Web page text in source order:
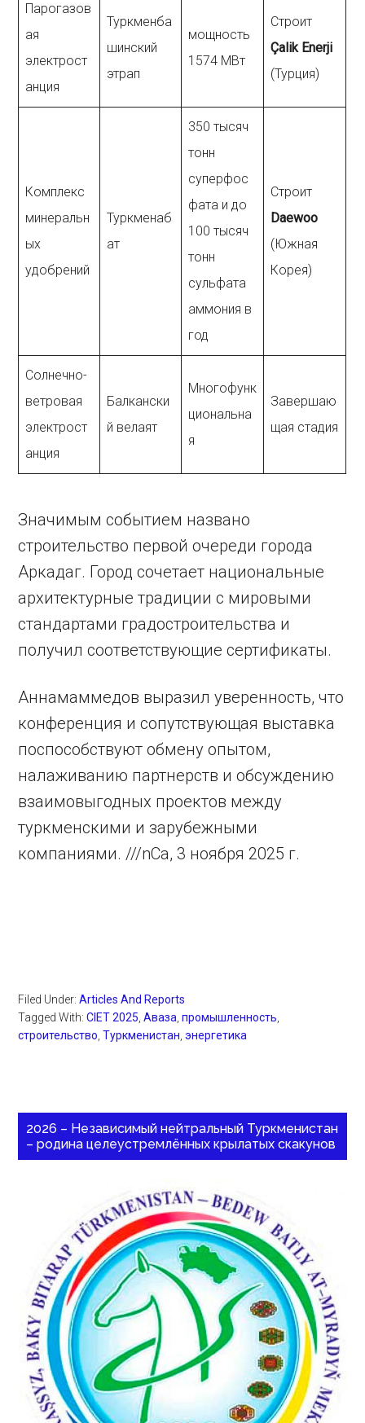
Парогазов
ая
электрост
анция
Туркменба
шинский
этрап
мощность
1574 МВт
Строит
ÇalikEnerji
(Турция)
Комплекс
минеральн
ых
удобрений
Туркменаб
ат
350 тысяч
тонн
суперфос
фата и до
100 тысяч
тонн
сульфата
аммония в
год
Строит
Daewoo
(Южная
Корея)
Солнечно-
ветровая
электрост
анция
Балкански
й велаят
Многофунк
циональна
я
Завершаю
щая стадия
Значимым событием названо
строительство первой очереди города
Аркадаг. Город сочетает национальные
архитектурные традиции с мировыми
стандартами градостроительства и
получил соответствующие сертификаты.
Аннамаммедов выразил уверенность, что
конференция и сопутствующая выставка
поспособствуют обмену опытом,
налаживанию партнерств и обсуждению
взаимовыгодных проектов между
туркменскими и зарубежными
компаниями. ///nCa, 3 ноября 2025 г.
Filed Under:Articles And Reports
Tagged With:CIET 2025 ,Аваза ,промышленность
строительство ,Туркменистан ,энергетика
2026 – Независимый нейтральный Туркменистан
– родина целеустремлённых крылатых скакунов